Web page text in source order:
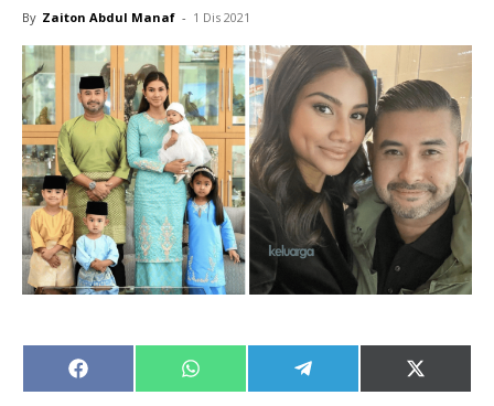
By Zaiton Abdul Manaf - 1 Dis 2021
Share
on
Share
on
Share
on
Share
on